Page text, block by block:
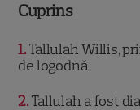
Cuprins
1 Tallulah Willis,
de logodnă
2 Tallulah a fost